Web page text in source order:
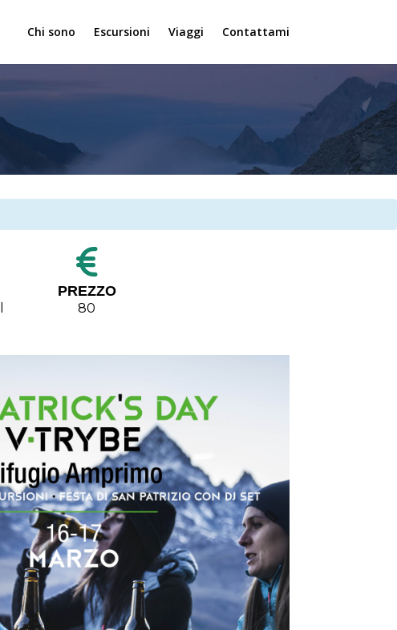
Chi sono Escursioni Viaggi Contattami
PREZZO
80